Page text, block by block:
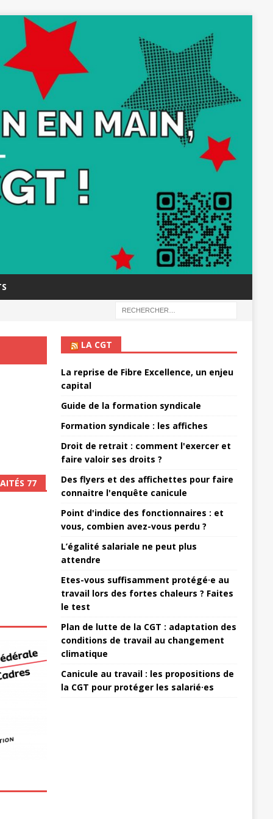
77
LA CGT
La reprise de Fibre Excellence, un enjeu
capital
Guide de la formation syndicale
Formation syndicale : les affiches
Droit de retrait : comment l'exercer et
faire valoir ses droits ?
Des flyers et des affichettes pour faire
connaitre l'enquête canicule
Point d'indice des fonctionnaires : et
vous, combien avez-vous perdu ?
L’égalité salariale ne peut plus
attendre
Etes-vous suffisamment protégé·e au
travail lors des fortes chaleurs ? Faites
le test
Plan de lutte de la CGT : adaptation des
conditions de travail au changement
climatique
Canicule au travail : les propositions de
la CGT pour protéger les salarié·es